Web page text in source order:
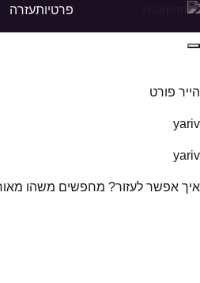
פרטיותעזרה
הייר פורט
yariv
yariv
איך אפשר לעזור? מחפשים משהו